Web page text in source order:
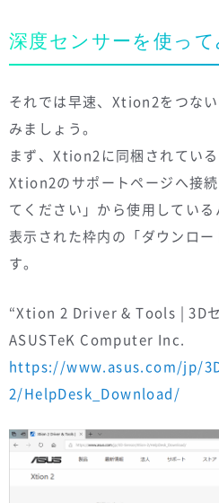
深度センサーを使って
それでは早速、Xtion2をつな
みましょう。
まず、Xtion2に同梱されている
Xtion2のサポートページへ接
てください」から使用している
表示された枠内の「ダウンロ
す。
“Xtion 2 Driver & Tools | 3D
ASUSTeK Computer Inc.
https://www.asus.com/jp/
2/HelpDesk_Download/